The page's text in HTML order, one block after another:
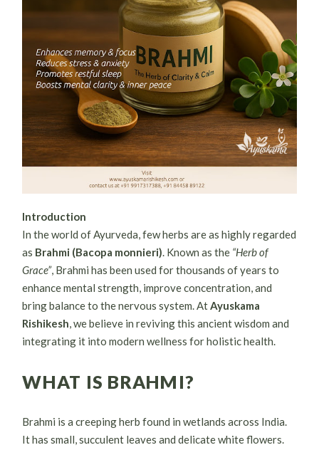
Introduction
In the world of Ayurveda, few herbs are as highly regarded
as Brahmi (Bacopa monnieri). Known as the “Herb of
Grace”, Brahmi has been used for thousands of years to
enhance mental strength, improve concentration, and
bring balance to the nervous system. AtAyuskama
Rishikesh, we believe in reviving this ancient wisdom and
integrating it into modern wellness for holistic health.
WHAT IS BRAHMI?
Brahmi is a creeping herb found in wetlands across India.
It has small, succulent leaves and delicate white flowers.